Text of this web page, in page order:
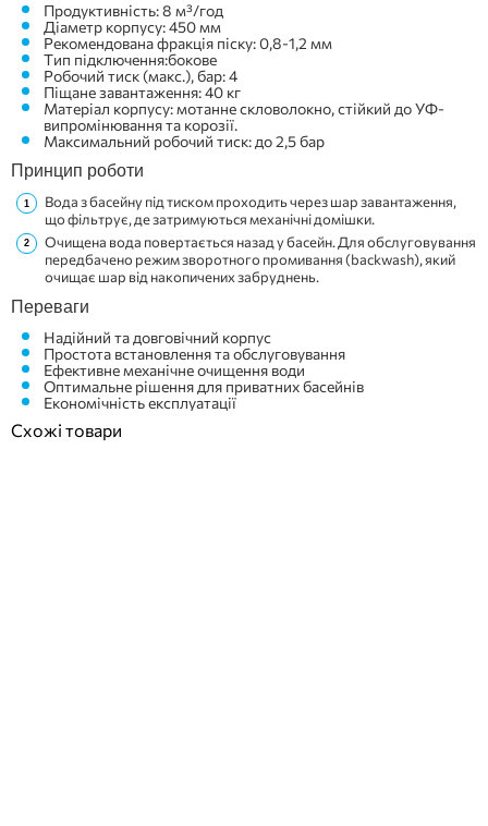
Продуктивність: 8 м³/год
Діаметр корпусу: 450 мм
Рекомендована фракція піску: 0,8-1,2 мм
Тип підключення:бокове
Робочий тиск (макс.), бар: 4
Піщане завантаження: 40 кг
Матеріал корпусу: мотанне скловолокно, стійкий до УФ-
випромінювання та корозії.
Максимальний робочий тиск: до 2,5 бар
Принцип роботи
Вода з басейну під тиском проходить через шар завантаження,
що фільтрує, де затримуються механічні домішки.
Очищена вода повертається назад у басейн. Для обслуговування
передбачено режим зворотного промивання (backwash), який
очищає шар від накопичених забруднень.
Переваги
Надійний та довговічний корпус
Простота встановлення та обслуговування
Ефективне механічне очищення води
Оптимальне рішення для приватних басейнів
Економічність експлуатації
Схожі товари